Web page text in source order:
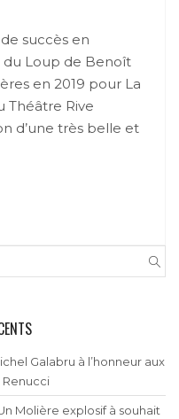
succès en
du Loup de Benoît
en 2019 pour La
Théâtre Rive
d’une très belle et
Galabru à l’honneur aux
Molière explosif à souhait